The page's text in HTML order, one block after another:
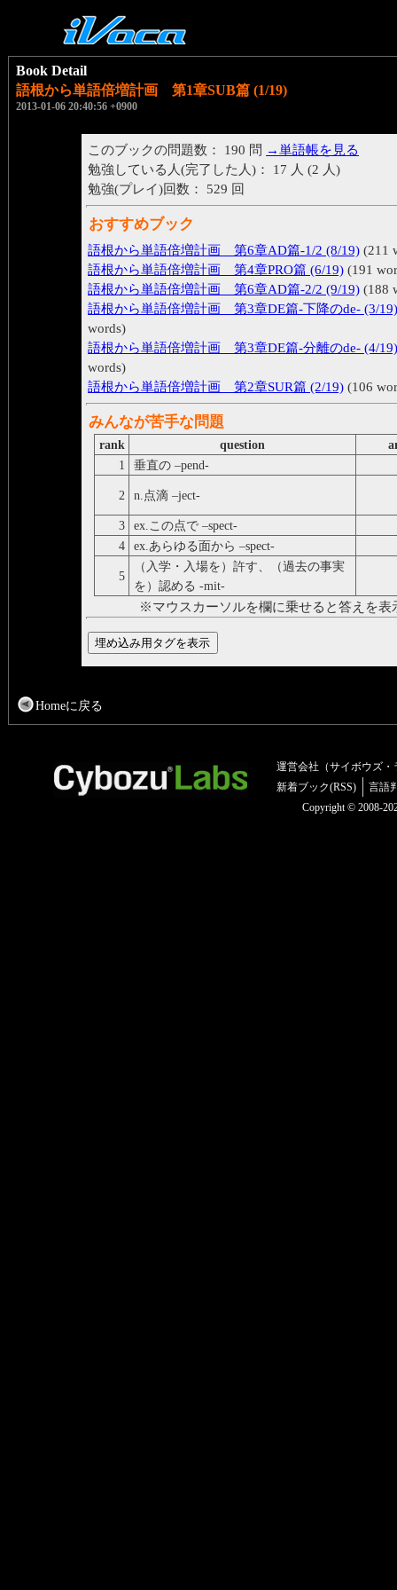
Book Detail
語根から単語倍増計画 第1章SUB篇 (1/19)
2013-01-06 20:40:56 +0900
このブックの問題数： 190 問 →単語帳を見る
勉強している人(完了した人)： 17 人 (2 人)
勉強(プレイ)回数： 529 回
おすすめブック
語根から単語倍増計画 第6章AD篇-1/2 (8/19) (211
語根から単語倍増計画 第4章PRO篇 (6/19) (191
語根から単語倍増計画 第6章AD篇-2/2 (9/19) (188
語根から単語倍増計画 第3章DE篇-下降のde- (3/
words)
語根から単語倍増計画 第3章DE篇-分離のde- (4/
words)
語根から単語倍増計画 第2章SUR篇 (2/19) (106
みんなが苦手な問題
rank question
1
垂直の –pend-
2 n.点滴 –ject-
3
ex.この点で –spect-
4
ex.あらゆる面から –spect-
5
（入学・入場を）許す、（過去の事実
を）認める -mit-
※マウスカーソルを欄に乗せると答えを表
Homeに戻る
運営会社（サイボウズ・
新着ブック(RSS)
言語
Copyright © 2008-